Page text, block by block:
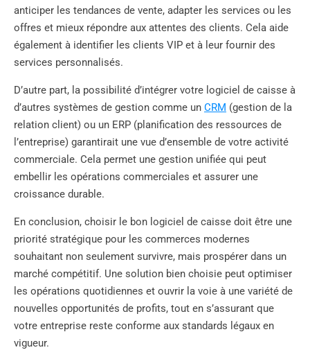
anticiper les tendances de vente, adapter les services ou les
offres et mieux répondre aux attentes des clients. Cela aide
également à identifier les clients VIP et à leur fournir des
services personnalisés.
D’autre part, la possibilité d’intégrer votre logiciel de caisse à
d’autres systèmes de gestion comme un CRM (gestion de la
relation client) ou un ERP (planification des ressources de
l’entreprise) garantirait une vue d’ensemble de votre activité
commerciale. Cela permet une gestion unifiée qui peut
embellir les opérations commerciales et assurer une
croissance durable.
En conclusion, choisir le bon logiciel de caisse doit être une
priorité stratégique pour les commerces modernes
souhaitant non seulement survivre, mais prospérer dans un
marché compétitif. Une solution bien choisie peut optimiser
les opérations quotidiennes et ouvrir la voie à une variété de
nouvelles opportunités de profits, tout en s’assurant que
votre entreprise reste conforme aux standards légaux en
vigueur.